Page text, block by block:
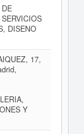
DISENO
17,
Y